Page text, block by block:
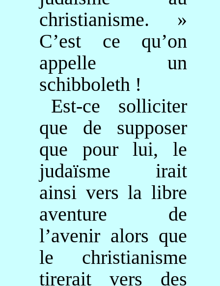
christianisme. »
C’est ce qu’on
appelle un
schibboleth !
Est-ce solliciter
que de supposer
que pour lui, le
judaïsme irait
ainsi vers la libre
aventure de
l’avenir alors que
le christianisme
tirerait vers des